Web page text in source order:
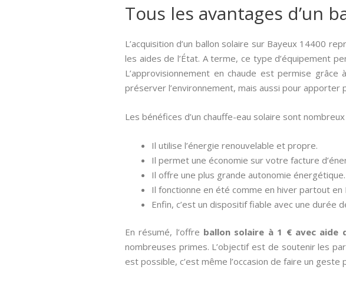
Tous les avantages d’un
L’acquisition d’un ballon solaire sur Bayeux 14400
les aides de l’État. A terme, ce type d’équipement
L’approvisionnement en chaude est permise grâce
préserver l’environnement, mais aussi pour apporter
Les bénéfices d’un chauffe-eau solaire sont nombreux
Il utilise l’énergie renouvelable et propre.
Il permet une économie sur votre facture
Il offre une plus grande autonomie énergétique.
Il fonctionne en été comme en hiver partout en
Enfin, c’est un dispositif fiable avec une durée
En résumé, l’offre ballon solaire à 1 € avec aide
nombreuses primes. L’objectif est de soutenir les
est possible, c’est même l’occasion de faire un